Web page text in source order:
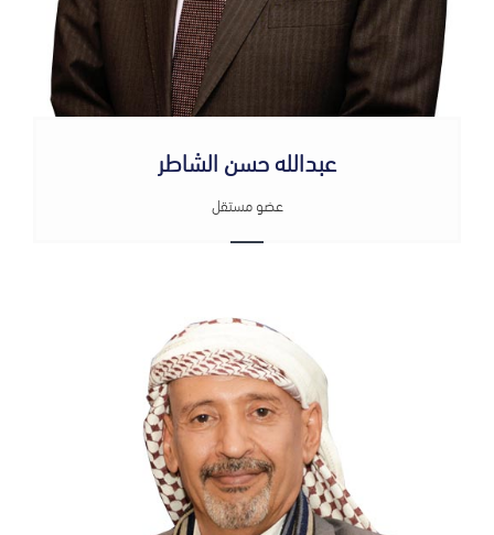
عبدالله حسن الشاطر
عضو مستقل